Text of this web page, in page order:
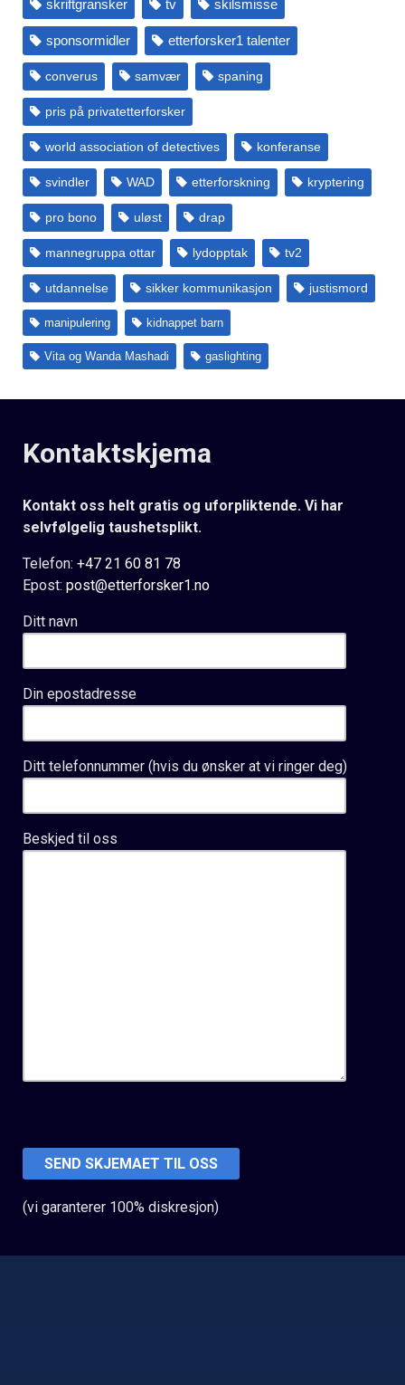
skriftgransker tv skilsmisse
sponsormidler etterforsker1 talenter
converus samvær spaning
pris på privatetterforsker
world association of detectives konferanse
svindler WAD etterforskning kryptering
pro bono uløst drap
mannegruppa ottar lydopptak tv2
utdannelse sikker kommunikasjon justismord
manipulering kidnappet barn
Vita og Wanda Mashadi gaslighting
Kontaktskjema
Kontakt oss helt gratis og uforpliktende. Vi har
selvfølgelig taushetsplikt.
Telefon: +47 21 60 81 78
Epost: post@etterforsker1.no
Ditt navn
Din epostadresse
Ditt telefonnummer (hvis du ønsker at vi ringer deg)
Beskjed til oss
(vi garanterer 100% diskresjon)